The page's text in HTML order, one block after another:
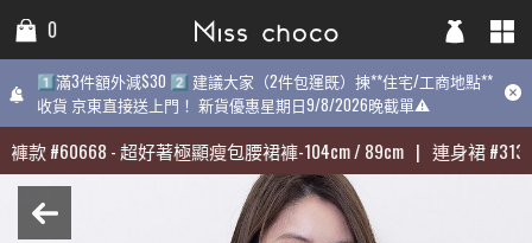
0
1️⃣滿3件額外減$30 2️⃣ 建議大家（2件包運既）揀**住宅/工商地點**
收貨 京東直接送上門！ 新貨優惠星期日9/8/2026晚截單⚠️
款#60668- 超好著極顯瘦包腰裙褲-104cm / 89cm | 連身裙#31398
0
1️⃣滿3件額外減$30 2️⃣ 建議大家（2件包運既）揀**住宅/工商地點**
收貨 京東直接送上門！ 新貨優惠星期日9/8/2026晚截單⚠️
款#60668- 超好著極顯瘦包腰裙褲-104cm / 89cm | 連身裙#31398
1️⃣滿3件額外減$30 2️⃣ 建議大家（2件包運既）揀**住宅/工商地點**
9/8/2026晚截單⚠️
熱賣: 褲款# 60668-超好著極顯瘦包腰裙褲-104cm / 89cm | 連身